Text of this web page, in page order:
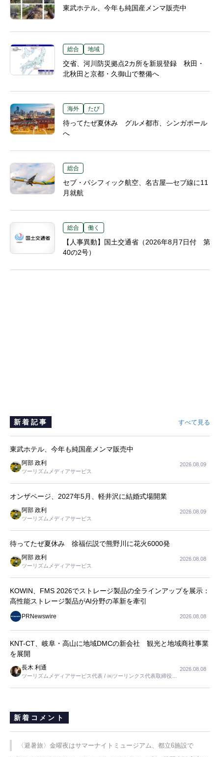
東武ホテル、今年も純国産メンマ販売中
総合 地域
交省、河川防災拠点2カ所を新規登録 秋田・
北秋田と京都・久御山で整備へ
海外 たび
待ってたぜ夏休み グルメ都市、シンガポール
へ
総合
セブ・パシフィック航空、名古屋―セブ線に11
月就航
総合 働く
【人事異動】国土交通省（2026年8月7日付 第
40の2号）
新着記事 すべて見る
東武ホテル、今年も純国産メンマ販売中
阿部 政利
ツーリズムメディアサービス
2026.08.09
オンザページ、2027年5月、軽井沢に結婚式場開業
阿部 政利
ツーリズムメディアサービス
2026.08.09
待ってたぜ夏休み 徐福伝説で熊野川に花火6000発
阿部 政利
ツーリズムメディアサービス
2026.08.08
KOWIN、FMS 2026でストレージ製品の全ラインアップを展示：
高性能ストレージ製品がAI分野の革新を牽引
PRNewswire 2026.08.08
KNT-CT、岐阜・高山に地域DMCの新会社 観光と地域商社事業
を展開
長木 利通
ツーリズムメディアサービス代表 / ㈱ツーリンクス代表取締役社
2026.08.08
新着コメント
〈避暑旅〉金曜夜はサマーナイトミュージアム、都立6施設で